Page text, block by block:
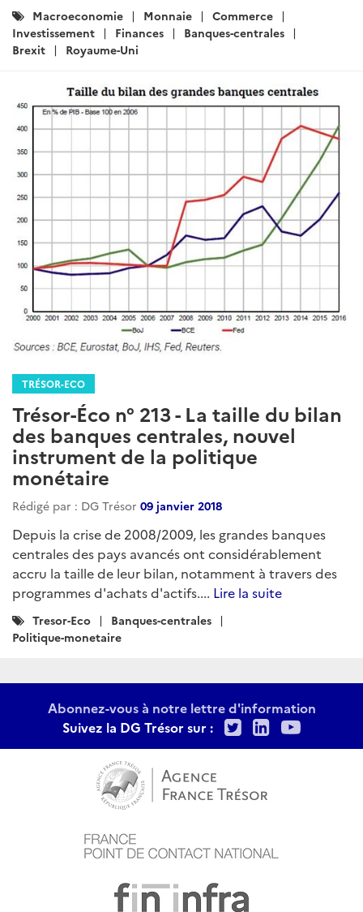
Catégories
:
Macroeconomie Monnaie
Commerce
Investissement
Finances
Banques-centrales
Brexit
Royaume-Uni
TRÉSOR-ECO
Trésor-Éco n° 213 - La taille du bilan
des banques centrales, nouvel
instrument de la politique
monétaire
Rédigé par : DG Trésor 09 janvier 2018
Depuis la crise de 2008/2009, les grandes banques
centrales des pays avancés ont considérablement
accru la taille de leur bilan, notamment à travers des
programmes d'achats d'actifs.... Lire la suite
Catégories
:
Tresor-Eco
Banques-centrales
Politique-monetaire
Abonnez-vous à notre lettre d'information
Suivez la DG Trésor sur :
TwitterLinkedIn